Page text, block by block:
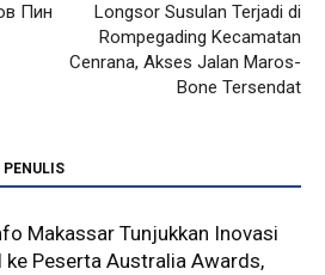
Пин
Longsor Susulan Terjadi di
Rompegading Kecamatan
Cenrana, Akses Jalan Maros-
Bone Tersendat
PENULIS
Makassar Tunjukkan Inovasi
ke Peserta Australia Awards,